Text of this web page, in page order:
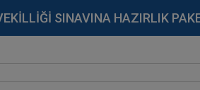
SINAVINA HAZIRLIK